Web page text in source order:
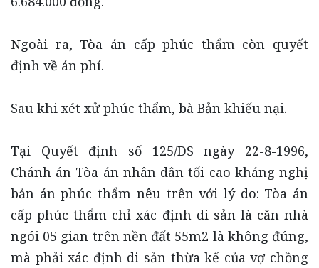
Ngoài ra, Tòa án cấp phúc thẩm còn quyết
định về án phí.
Sau khi xét xử phúc thẩm, bà Bản khiếu nại.
Tại Quyết định số 125/DS ngày 22-8-1996,
Chánh án Tòa án nhân dân tối cao kháng nghị
bản án phúc thẩm nêu trên với lý do: Tòa án
cấp phúc thẩm chỉ xác định di sản là căn nhà
ngói 05 gian trên nền đất 55m2 là không đúng,
mà phải xác định di sản thừa kế của vợ chồng